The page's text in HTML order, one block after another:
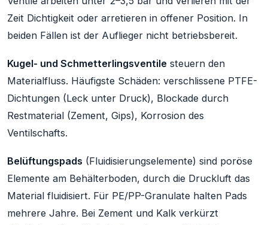
Zeit Dichtigkeit oder arretieren in offener Position. In
beiden Fällen ist der Auflieger nicht betriebsbereit.
Kugel- und Schmetterlingsventile steuern den
Materialfluss. Häufigste Schäden: verschlissene PTFE-
Dichtungen (Leck unter Druck), Blockade durch
Restmaterial (Zement, Gips), Korrosion des
Ventilschafts.
Belüftungspads (Fluidisierungselemente) sind poröse
Elemente am Behälterboden, durch die Druckluft das
Material fluidisiert. Für PE/PP-Granulate halten Pads
mehrere Jahre. Bei Zement und Kalk verkürzt